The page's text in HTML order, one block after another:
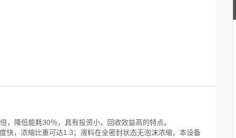
降低能耗30％，具有投资小，回收效益高的特点。
快，浓缩比重可达1.3；液料在全密封状态无泡沫浓缩，本设备